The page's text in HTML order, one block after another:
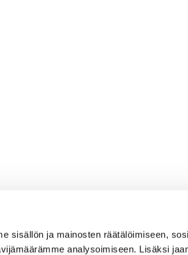
sisällön ja mainosten räätälöimiseen,
analysoimiseen. Lisäksi